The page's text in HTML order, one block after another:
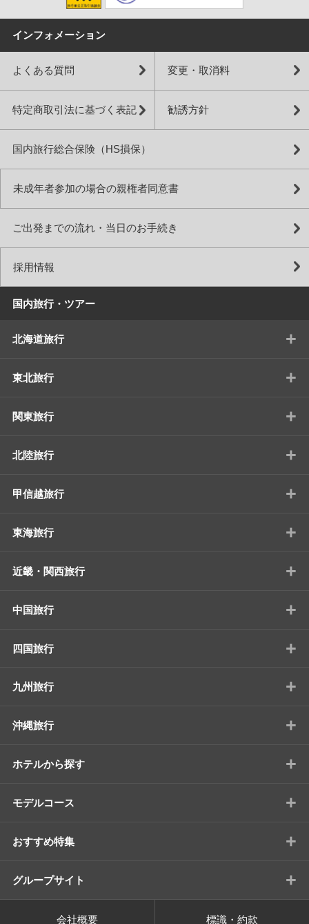
インフォメーション
よくある質問 変更・取消料
特定商取引法に基づく表記 勧誘方針
国内旅行総合保険（HS損保）
未成年者参加の場合の親権者同意書
ご出発までの流れ・当日のお手続き
採用情報
国内旅行・ツアー
北海道旅行 +
東北旅行 +
関東旅行 +
北陸旅行 +
甲信越旅行 +
東海旅行 +
近畿・関西旅行 +
中国旅行 +
四国旅行 +
九州旅行 +
沖縄旅行 +
ホテルから探す +
モデルコース +
おすすめ特集 +
グループサイト +
会社概要 標識・約款